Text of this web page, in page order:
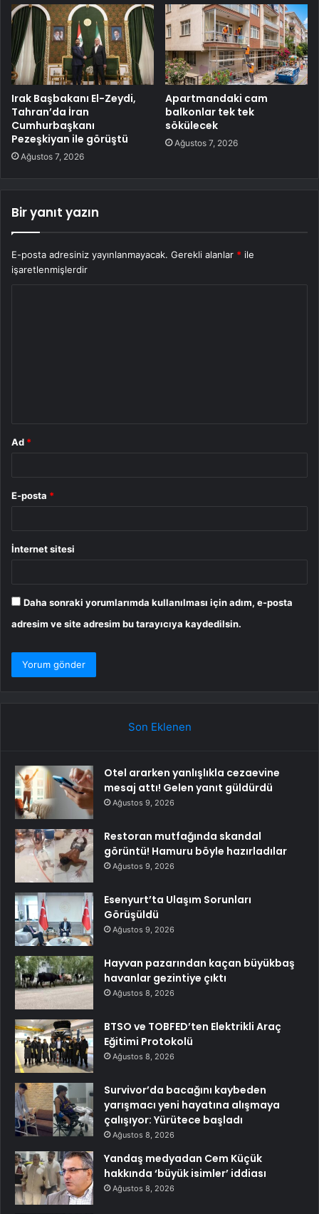
Irak Başbakanı El-Zeydi,
Tahran’da İran
Cumhurbaşkanı
Pezeşkiyan ile görüştü
Ağustos 7, 2026
Apartmandaki cam
balkonlar tek tek
sökülecek
Ağustos 7, 2026
Bir yanıt yazın
E-posta adresiniz yayınlanmayacak. Gerekli alanlar * ile
işaretlenmişlerdir
Ad *
E-posta *
İnternet sitesi
Daha sonraki yorumlarımda kullanılması için adım, e-posta
adresim ve site adresim bu tarayıcıya kaydedilsin.
Son Eklenen
Otel ararken yanlışlıkla cezaevine
mesaj attı! Gelen yanıt güldürdü
Ağustos 9, 2026
Restoran mutfağında skandal
görüntü! Hamuru böyle hazırladılar
Ağustos 9, 2026
Esenyurt’ta Ulaşım Sorunları
Görüşüldü
Ağustos 9, 2026
Hayvan pazarından kaçan büyükbaş
havanlar gezintiye çıktı
Ağustos 8, 2026
BTSO ve TOBFED’ten Elektrikli Araç
Eğitimi Protokolü
Ağustos 8, 2026
Survivor’da bacağını kaybeden
yarışmacı yeni hayatına alışmaya
çalışıyor: Yürütece başladı
Ağustos 8, 2026
Yandaş medyadan Cem Küçük
hakkında ‘büyük isimler’ iddiası
Ağustos 8, 2026